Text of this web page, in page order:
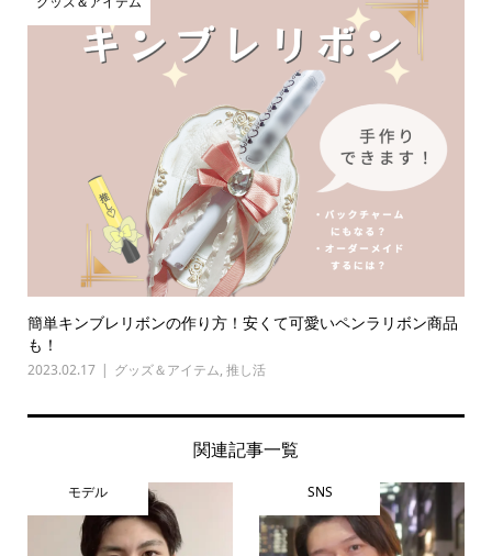
簡単キンブレリボンの作り方！安くて可愛いペンラリボン商品
も！
2023.02.17 グッズ＆アイテム, 推し活
関連記事一覧
モデル SNS